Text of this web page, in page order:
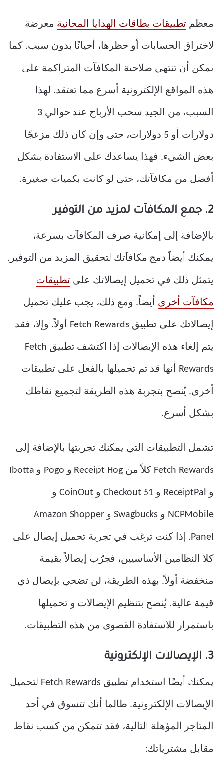
معظم تطبيقات بطاقات الهدايا المجانية معرضة
لاختراق الحسابات أو حظرها، أحيانًا بدون سبب. كما
يمكن أن تنتهي صلاحية المكافآت المتراكمة على
هذه المواقع الإلكترونية أسرع مما تعتقد. لهذا
السبب، من الجيد سحب الأرباح عند حوالي 3
دولارات أو 5 دولارات، حتى وإن كان ذلك مزعجًا
بعض الشيء. فهذا يساعدك على الاستفادة بشكل
أفضل من مكافآتك، حتى لو كانت بكميات صغيرة.
2. جمع المكافآت لمزيد من التوفير
بالإضافة إلى إمكانية صرف المكافآت بسرعة،
يمكنك أيضاً دمج مكافآتك لتحقيق المزيد من التوفير.
يتمثل ذلك في تحميل إيصالاتك على تطبيقات
مكافآت أخرى أيضاً. ومع ذلك، يجب عليك تحميل
إيصالاتك على تطبيق Fetch Rewards أولاً. وإلا، فقد
يتم إلغاء هذه الإيصالات إذا اكتشف تطبيق Fetch
Rewards أنها قد تم تحميلها بالفعل على تطبيقات
أخرى. يُنصح بتجربة هذه الطريقة لتجميع نقاطك
بشكل أسرع.
تشمل التطبيقات التي يمكنك تجربتها بالإضافة إلى
Fetch Rewards كلاً من Receipt Hog و Pogo و Ibotta
و ReceiptPal و Checkout 51 و CoinOut و
NCPMobile و Swagbucks و Amazon Shopper
Panel. إذا كنت ترغب في تجربة تحميل إيصال على
كلا النظامين الأساسيين، فجرّب إيصالاً بقيمة
منخفضة أولاً. بهذه الطريقة، لن تضحي بإيصال ذي
قيمة عالية. يُنصح بتنظيم الإيصالات و تحميلها
باستمرار للاستفادة القصوى من هذه التطبيقات.
3. الإيصالات الإلكترونية
يمكنك أيضًا استخدام تطبيق Fetch Rewards لتحميل
الإيصالات الإلكترونية. طالما أنك تتسوق في أحد
المتاجر المؤهلة التالية، فقد تتمكن من كسب نقاط
مقابل مشترياتك: